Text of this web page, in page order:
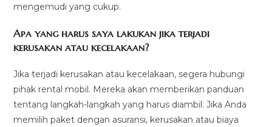
mengemudi yang cukup.
Apa yang harus saya lakukan jika terjadi
kerusakan atau kecelakaan?
Jika terjadi kerusakan atau kecelakaan, segera hubungi
pihak rental mobil. Mereka akan memberikan panduan
tentang langkah-langkah yang harus diambil. Jika Anda
memilih paket dengan asuransi, kerusakan atau biaya